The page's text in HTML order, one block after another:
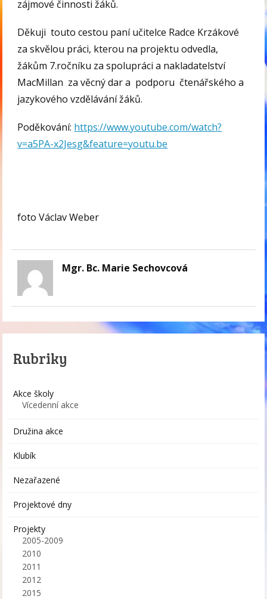
zájmové činnosti žáků.
Děkuji touto cestou paní učitelce Radce Krzákové
za skvělou práci, kterou na projektu odvedla,
žákům 7.ročníku za spolupráci a nakladatelství
MacMillan za věcný dar a podporu čtenářského a
jazykového vzdělávání žáků.
Poděkování: https://www.youtube.com/watch?
v=a5PA-x2Jesg&feature=youtu.be
foto Václav Weber
Mgr. Bc. Marie Sechovcová
Rubriky
Akce školy
Vícedenní akce
Družina akce
Klubík
Nezařazené
Projektové dny
Projekty
2005-2009
2010
2011
2012
2015